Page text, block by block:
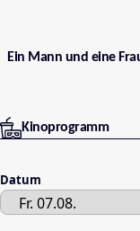
Ein Mann und eine
Kinoprogramm
Datum